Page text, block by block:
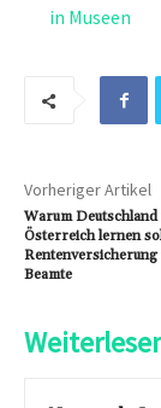
in Museen
Vorheriger Artikel
Warum Deutschland
Österreich lernen
Rentenversicherung
Beamte